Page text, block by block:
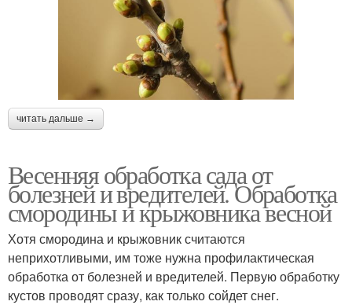
читать дальше →
Весенняя обработка сада от
болезней и вредителей. Обработка
смородины и крыжовника весной
Хотя смородина и крыжовник считаются
неприхотливыми, им тоже нужна профилактическая
обработка от болезней и вредителей. Первую обработку
кустов проводят сразу, как только сойдет снег.